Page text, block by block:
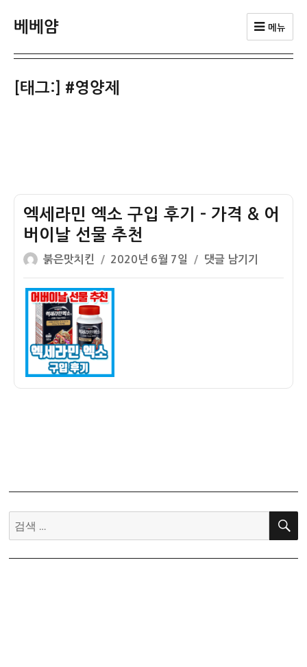
베베얌 메뉴
[태그:] #영양제
엑세라민 엑소 구입 후기 – 가격 & 어
버이날 선물 추천
글
쓴
이
붉은맛치킨
작
성
일
2020년 6월 7일
엑
세
댓글 남기기
검
색:
검